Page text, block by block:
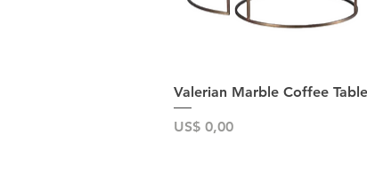
Snel overzicht
Valerian Marble Coffee Table
Prijs
US$ 0,00